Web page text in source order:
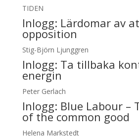
TIDEN
Inlogg: Lärdomar av
opposition
Stig-Björn Ljunggren
Inlogg: Ta tillbaka
energin
Peter Gerlach
Inlogg: Blue Labour –
of the common good
Helena Markstedt